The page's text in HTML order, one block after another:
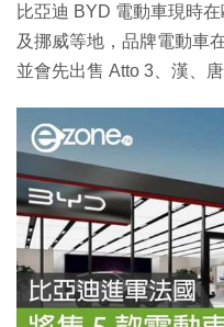
比亞迪 BYD 電動車現時
及挪威等地，品牌電動車
並會先出售 Atto 3、漢、